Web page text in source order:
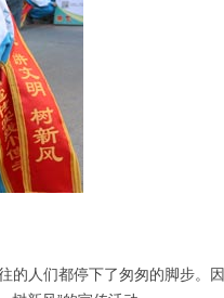
人们都停下了匆匆的脚步。因